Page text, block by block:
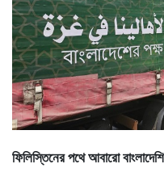
ফিলিস্তিনের পথে আবারো